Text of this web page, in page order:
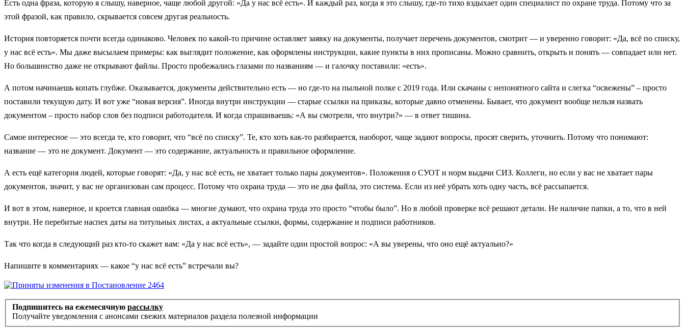
Есть одна фраза, которую я слышу, наверное, чаще любой другой: «Да у нас всё есть». И каждый раз, когда я это слышу, где-то тихо вздыхает один специалист по охране труда. Потому что за
этой фразой, как правило, скрывается совсем другая реальность.
История повторяется почти всегда одинаково. Человек по какой-то причине оставляет заявку на документы, получает перечень документов, смотрит — и уверенно говорит: «Да, всё по списку,
у нас всё есть». Мы даже высылаем примеры: как выглядит положение, как оформлены инструкции, какие пункты в них прописаны. Можно сравнить, открыть и понять — совпадает или нет.
Но большинство даже не открывают файлы. Просто пробежались глазами по названиям — и галочку поставили: «есть».
А потом начинаешь копать глубже. Оказывается, документы действительно есть — но где-то на пыльной полке с 2019 года. Или скачаны с непонятного сайта и слегка “освежены” – просто
поставили текущую дату. И вот уже “новая версия”. Иногда внутри инструкции — старые ссылки на приказы, которые давно отменены. Бывает, что документ вообще нельзя назвать
документом – просто набор слов без подписи работодателя. И когда спрашиваешь: «А вы смотрели, что внутри?» — в ответ тишина.
Самое интересное — это всегда те, кто говорит, что “всё по списку”. Те, кто хоть как-то разбирается, наоборот, чаще задают вопросы, просят сверить, уточнить. Потому что понимают:
название — это не документ. Документ — это содержание, актуальность и правильное оформление.
А есть ещё категория людей, которые говорят: «Да, у нас всё есть, не хватает только пары документов». Положения о СУОТ и норм выдачи СИЗ. Коллеги, но если у вас не хватает пары
документов, значит, у вас не организован сам процесс. Потому что охрана труда — это не два файла, это система. Если из неё убрать хоть одну часть, всё рассыпается.
И вот в этом, наверное, и кроется главная ошибка — многие думают, что охрана труда это просто “чтобы было”. Но в любой проверке всё решают детали. Не наличие папки, а то, что в ней
внутри. Не перебитые наспех даты на титульных листах, а актуальные ссылки, формы, содержание и подписи работников.
Так что когда в следующий раз кто-то скажет вам: «Да у нас всё есть», — задайте один простой вопрос: «А вы уверены, что оно ещё актуально?»
Напишите в комментариях — какое “у нас всё есть” встречали вы?
Подпишитесь на ежемесячную рассылку
Получайте уведомления с анонсами свежих материалов раздела полезной информации